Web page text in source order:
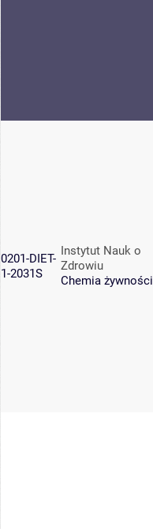
0201-DIET-
1-2031S
Instytut Nauk o
Zdrowiu
Chemia żywności